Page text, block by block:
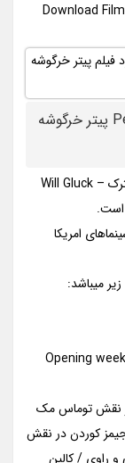
Download
درباره فیلم Peter Rabbit 2: The Runaway پیتر خرگوشه
این فیلم به کارگردانی Will Gluck و نویسندگی مشترک Will Gluck –
در تاریخ 11 ژوئن 2021 در سینماهای امریکا
میباشد:
Opening
نقش توماس مک
کوردن در نقش
راوی / کالین